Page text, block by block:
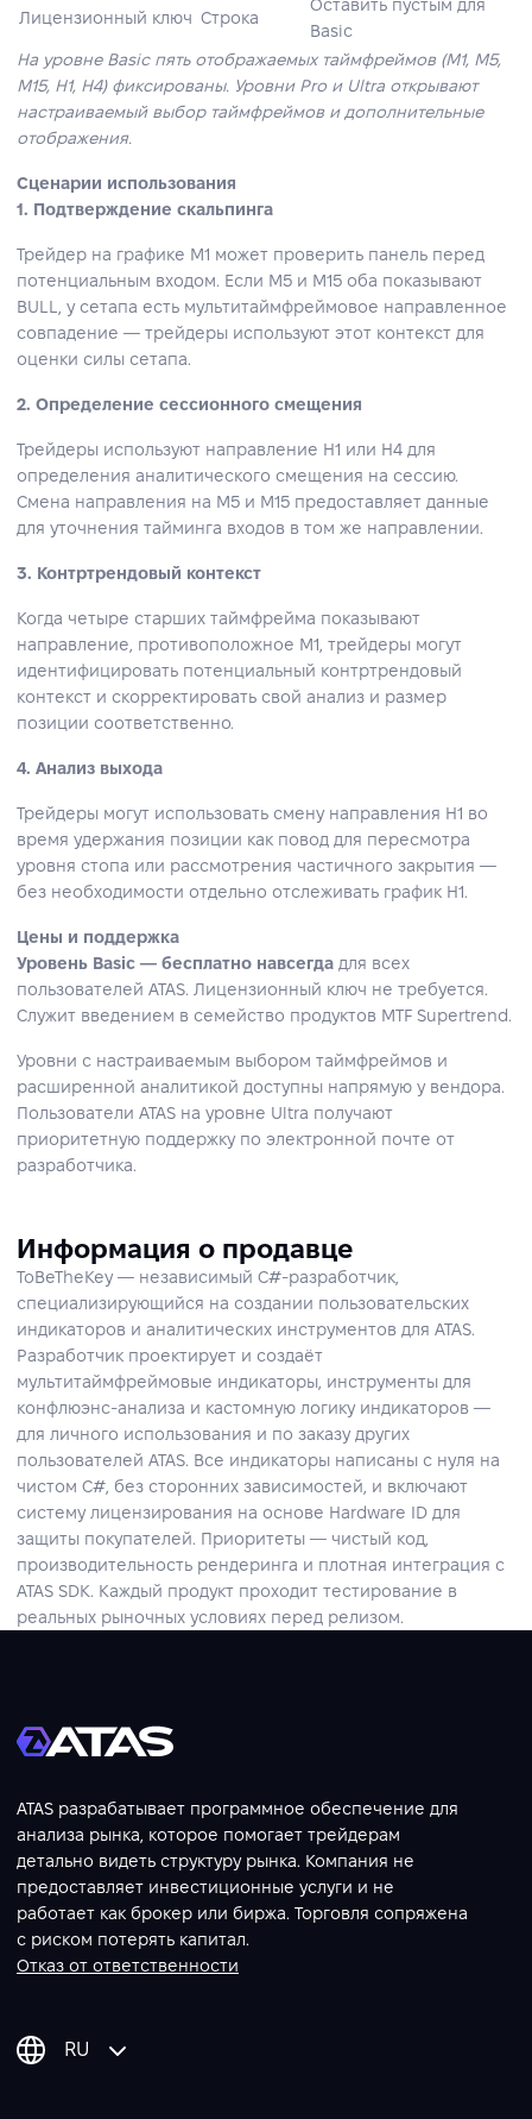
Лицензионный ключ Строка
Оставить пустым для
Basic
На уровне Basic пять отображаемых таймфреймов (M1, M5,
M15, H1, H4) фиксированы. Уровни Pro и Ultra открывают
настраиваемый выбор таймфреймов и дополнительные
отображения.
Сценарии использования
1. Подтверждение скальпинга
Трейдер на графике M1 может проверить панель перед
потенциальным входом. Если M5 и M15 оба показывают
BULL, у сетапа есть мультитаймфреймовое направленное
совпадение — трейдеры используют этот контекст для
оценки силы сетапа.
2. Определение сессионного смещения
Трейдеры используют направление H1 или H4 для
определения аналитического смещения на сессию.
Смена направления на M5 и M15 предоставляет данные
для уточнения тайминга входов в том же направлении.
3. Контртрендовый контекст
Когда четыре старших таймфрейма показывают
направление, противоположное M1, трейдеры могут
идентифицировать потенциальный контртрендовый
контекст и скорректировать свой анализ и размер
позиции соответственно.
4. Анализ выхода
Трейдеры могут использовать смену направления H1 во
время удержания позиции как повод для пересмотра
уровня стопа или рассмотрения частичного закрытия —
без необходимости отдельно отслеживать график H1.
Цены и поддержка
Уровень Basic — бесплатно навсегда для всех
пользователей ATAS. Лицензионный ключ не требуется.
Служит введением в семейство продуктов MTF Supertrend.
Уровни с настраиваемым выбором таймфреймов и
расширенной аналитикой доступны напрямую у вендора.
Пользователи ATAS на уровне Ultra получают
приоритетную поддержку по электронной почте от
разработчика.
Информация о продавце
ToBeTheKey — независимый C#-разработчик,
специализирующийся на создании пользовательских
индикаторов и аналитических инструментов для ATAS.
Разработчик проектирует и создаёт
мультитаймфреймовые индикаторы, инструменты для
конфлюэнс-анализа и кастомную логику индикаторов —
для личного использования и по заказу других
пользователей ATAS. Все индикаторы написаны с нуля на
чистом C#, без сторонних зависимостей, и включают
систему лицензирования на основе Hardware ID для
защиты покупателей. Приоритеты — чистый код,
производительность рендеринга и плотная интеграция с
ATAS SDK. Каждый продукт проходит тестирование в
реальных рыночных условиях перед релизом.
ATAS разрабатывает программное обеспечение для
анализа рынка, которое помогает трейдерам
детально видеть структуру рынка. Компания не
предоставляет инвестиционные услуги и не
работает как брокер или биржа. Торговля сопряжена
с риском потерять капитал.
Отказ от ответственности
RU